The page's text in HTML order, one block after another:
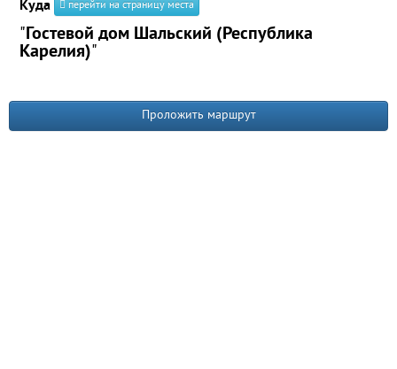
Куда перейти на страницу места
"Гостевой дом Шальский (Республика
Карелия)"
Проложить маршрут